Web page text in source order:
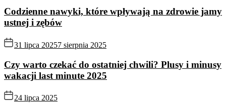
Codzienne nawyki, które wpływają na zdrowie jamy
ustnej i zębów
31 lipca 20257 sierpnia 2025
Czy warto czekać do ostatniej chwili? Plusy i minusy
wakacji last minute 2025
24 lipca 2025